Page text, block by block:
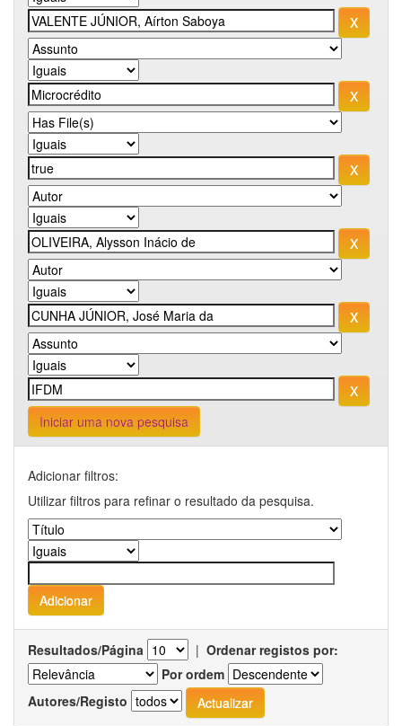
Iniciar uma nova pesquisa
Adicionar filtros:
Utilizar filtros para refinar o resultado da pesquisa.
Resultados/Página | Ordenar registos por:
Por ordem
Autores/Registo